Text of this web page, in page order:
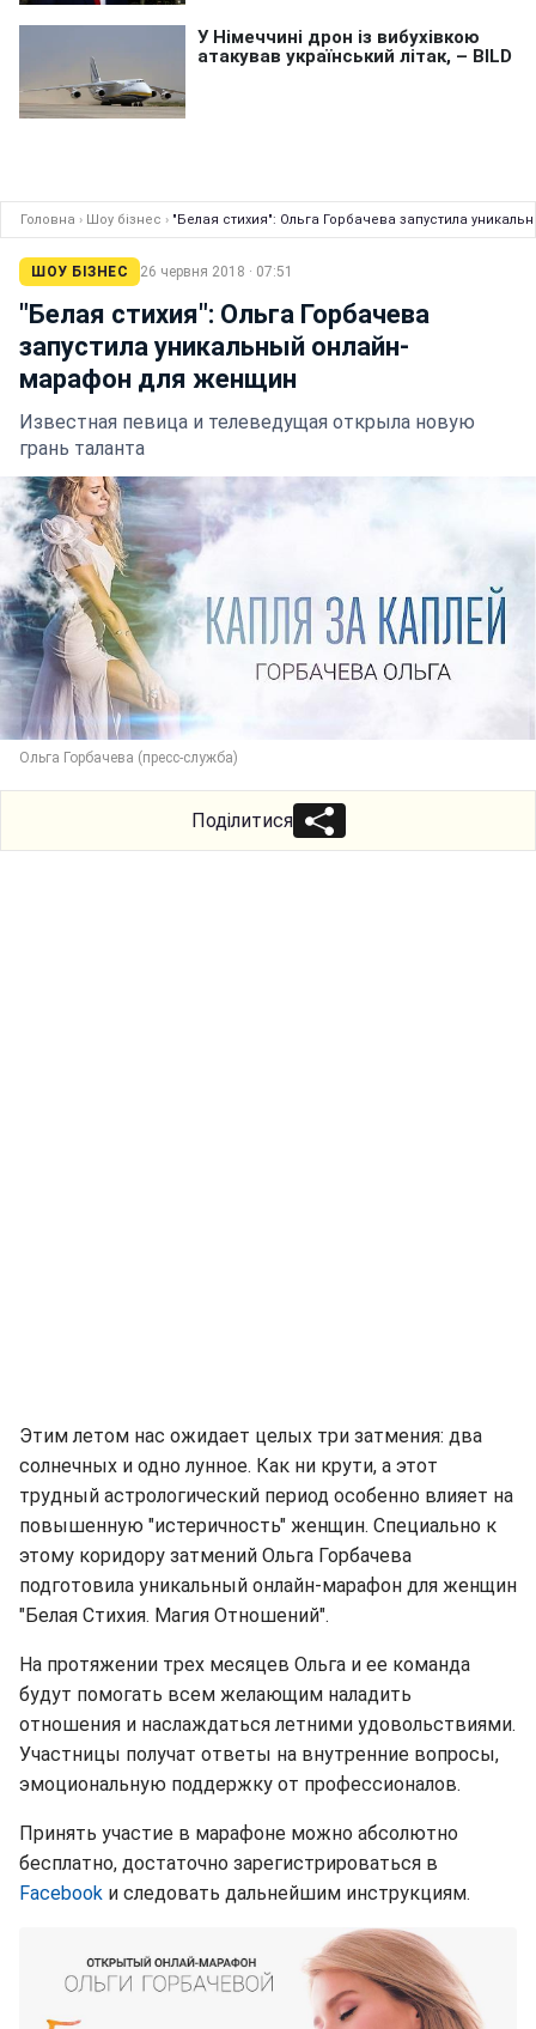
Головна › Шоу бізнес › "Белая стихия": Ольга Горбачева запустила
ШОУ БІЗНЕС 26 червня 2018 · 07:51
"Белая стихия": Ольга Горбачева
запустила уникальный онлайн-
марафон для женщин
Известная певица и телеведущая открыла новую
грань таланта
Ольга Горбачева (пресс-служба)
Поділитися
Этим летом нас ожидает целых три затмения: два
солнечных и одно лунное. Как ни крути, а этот
трудный астрологический период особенно влияет на
повышенную "истеричность" женщин. Специально к
этому коридору затмений Ольга Горбачева
подготовила уникальный онлайн-марафон для женщин
"Белая Стихия. Магия Отношений".
На протяжении трех месяцев Ольга и ее команда
будут помогать всем желающим наладить
отношения и наслаждаться летними удовольствиями.
Участницы получат ответы на внутренние вопросы,
эмоциональную поддержку от профессионалов.
Принять участие в марафоне можно абсолютно
бесплатно, достаточно зарегистрироваться в
Facebook и следовать дальнейшим инструкциям.